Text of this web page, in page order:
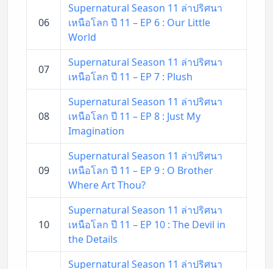
06
Supernatural Season 11 ล่าปริศนา
เหนือโลก ปี 11 – EP 6 : Our Little
World
07
Supernatural Season 11 ล่าปริศนา
เหนือโลก ปี 11 – EP 7 : Plush
08
Supernatural Season 11 ล่าปริศนา
เหนือโลก ปี 11 – EP 8 : Just My
Imagination
09
Supernatural Season 11 ล่าปริศนา
เหนือโลก ปี 11 – EP 9 : O Brother
Where Art Thou?
10
Supernatural Season 11 ล่าปริศนา
เหนือโลก ปี 11 – EP 10 : The Devil in
the Details
Supernatural Season 11 ล่าปริศนา